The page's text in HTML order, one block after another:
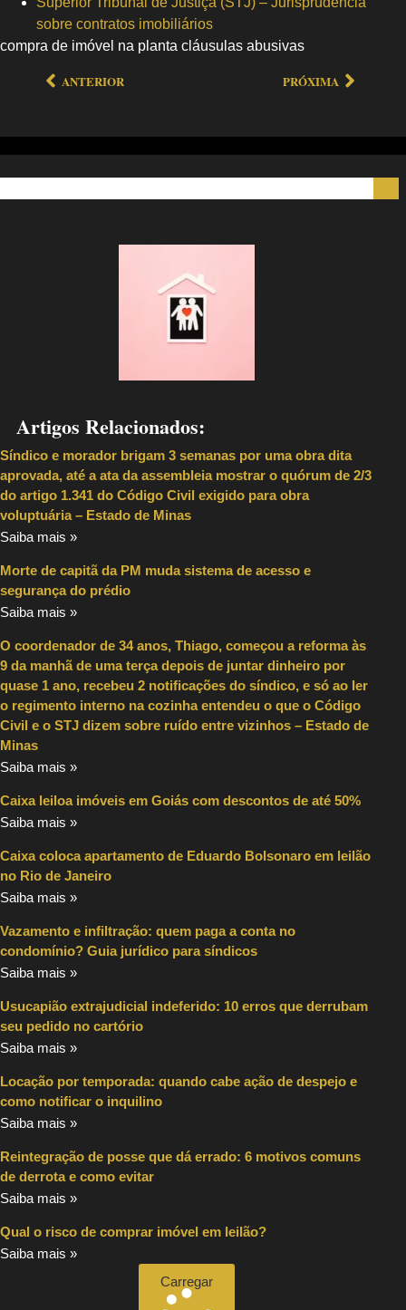
sobre contratos imobiliários
compra de imóvel na planta cláusulas abusivas
ANTERIOR PRÓXIMA
Artigos Relacionados:
Síndico e morador brigam 3 semanas por uma obra dita
aprovada, até a ata da assembleia mostrar o quórum de 2/3
do artigo 1.341 do Código Civil exigido para obra
voluptuária – Estado de Minas
Saiba mais »
Morte de capitã da PM muda sistema de acesso e
segurança do prédio
Saiba mais »
O coordenador de 34 anos, Thiago, começou a reforma às
9 da manhã de uma terça depois de juntar dinheiro por
quase 1 ano, recebeu 2 notificações do síndico, e só ao ler
o regimento interno na cozinha entendeu o que o Código
Civil e o STJ dizem sobre ruído entre vizinhos – Estado de
Minas
Saiba mais »
Caixa leiloa imóveis em Goiás com descontos de até 50%
Saiba mais »
Caixa coloca apartamento de Eduardo Bolsonaro em leilão
no Rio de Janeiro
Saiba mais »
Vazamento e infiltração: quem paga a conta no
condomínio? Guia jurídico para síndicos
Saiba mais »
Usucapião extrajudicial indeferido: 10 erros que derrubam
seu pedido no cartório
Saiba mais »
Locação por temporada: quando cabe ação de despejo e
como notificar o inquilino
Saiba mais »
Reintegração de posse que dá errado: 6 motivos comuns
de derrota e como evitar
Saiba mais »
Qual o risco de comprar imóvel em leilão?
Saiba mais »
Carregar